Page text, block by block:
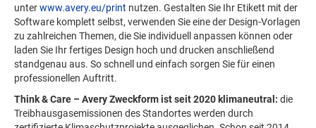
unterwww.avery.eu/print nutzen. Gestalten Sie Ihr Etikett mit der
Software komplett selbst, verwenden Sie eine der Design-Vorlagen
zu zahlreichen Themen, die Sie individuell anpassen können oder
laden Sie Ihr fertiges Design hoch und drucken anschließend
standgenau aus. So schnell und einfach sorgen Sie für einen
professionellen Auftritt.
Think & Care – Avery Zweckform ist seit 2020 klimaneutral: die
Treibhausgasemissionen des Standortes werden durch